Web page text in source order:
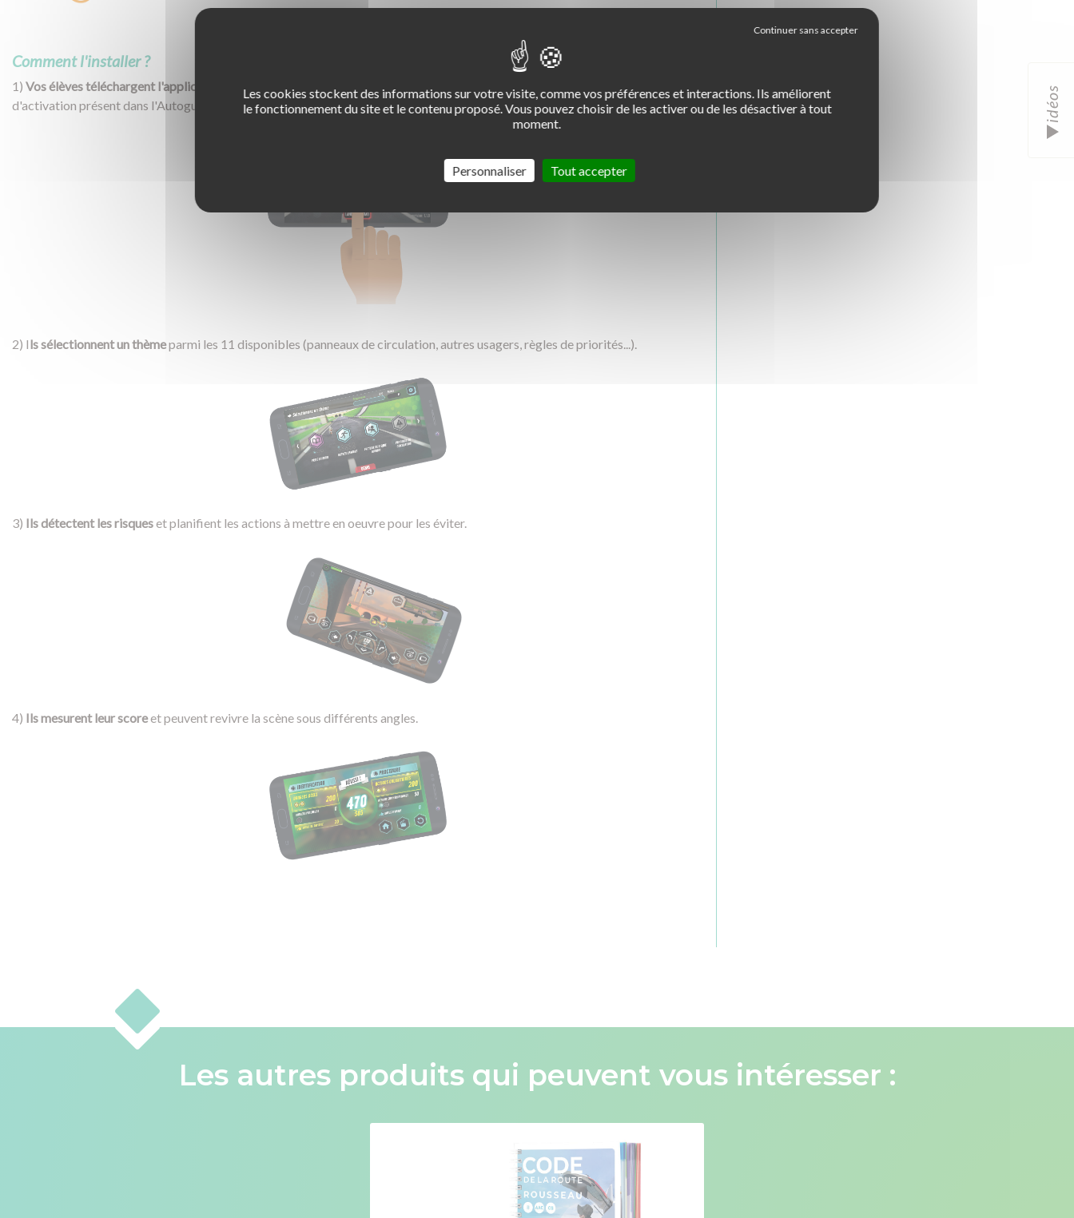
Comment l'installer ?
1) Vos élèves téléchargent l'application Tapn'Go
depuis leur smartphone ou leur tablette et se connectent avec le code
d'activation présent dans l'Autoguide.
2) Ils sélectionnent un thèmeparmi les 11 disponibles (panneaux de circulation, autres usagers, règles de priorités...).
3) Ils détectent les risqueset planifient les actions à mettre en oeuvre pour les éviter.
4) Ils mesurent leur scoreet peuvent revivre la scène sous différents angles.
Les autres produits qui peuvent vous intéresser :
idéos
Les cookies stockent des informations sur votre visite, comme vos préférences et interactions. Ils améliorent
le fonctionnement du site et le contenu proposé. Vous pouvez choisir de les activer ou de les désactiver à tout
moment.
Tout accepter
Personnaliser